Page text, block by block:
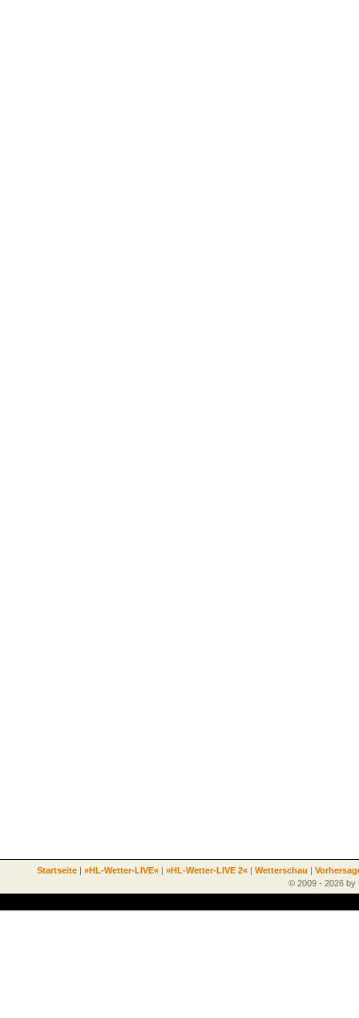
Startseite | »HL-Wetter-LIVE« | »HL-Wetter-LIVE 2« | Wetterschau |
© 2009 - 2026 by